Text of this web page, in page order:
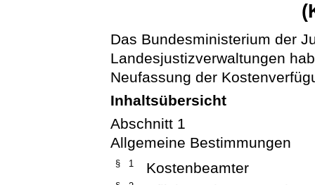
Das Bundesministerium der
Landesjustizverwaltungen
Neufassung der
Inhaltsübersicht
Abschnitt 1
Allgemeine Bestimmungen
§ 1 Kostenbeamter